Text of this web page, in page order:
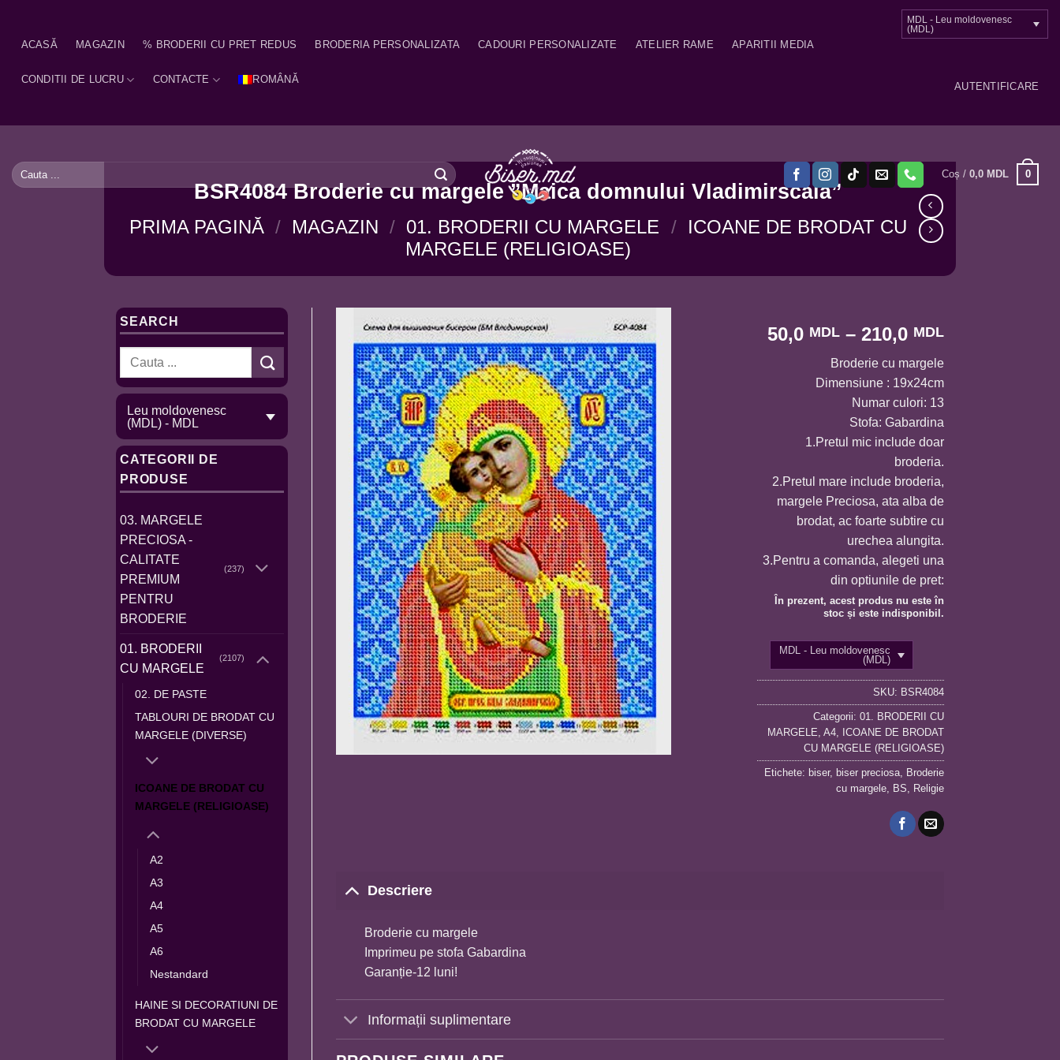
contentACASĂ MAGAZIN % BRODERII CU PRET REDUS BRODERIA PERSONALIZATA CADOURI PERSONALIZATE ATELIER RAME APARITII MEDIA
CONDITII DE LUCRU CONTACTE ROMÂNĂ
MDL - Leu moldovenesc
(MDL)
AUTENTIFICARE
Caută
după:
Coș /0,0 MDL 0
BSR4084 Broderie cu margele ”Maica domnului Vladimirscaia”
PRIMA PAGINĂ / MAGAZIN / 01. BRODERII CU MARGELE /
ICOANE DE BRODAT CU
MARGELE (RELIGIOASE)
SEARCH
Caută
Leu moldovenesc
(MDL) - MDL
CATEGORII DE
PRODUSE
03. MARGELE
PRECIOSA -
CALITATE
PREMIUM
PENTRU
BRODERIE
(237)
01. BRODERII
CU MARGELE
(2107)
02. DE PASTE
TABLOURI DE BRODAT CU
MARGELE (DIVERSE)
ICOANE DE BRODAT CU
MARGELE (RELIGIOASE)
A2
A3
A4
A5
A6
Nestandard
HAINE SI DECORATIUNI DE
BRODAT CU MARGELE
50,0 MDL – 210,0 MDLInterval
prețuri:
50,0 MDL
până
la
210,0 MDL
Broderie cu margele
Dimensiune : 19x24cm
Numar culori: 13
Stofa: Gabardina
1.Pretul mic include doar
broderia.
2.Pretul mare include broderia,
margele Preciosa, ata alba de
brodat, ac foarte subtire cu
urechea alungita.
3.Pentru a comanda, alegeti una
din optiunile de pret:
În prezent, acest produs nu este în
stoc și este indisponibil.
MDL - Leu moldovenesc
(MDL)
SKU: BSR4084
Categorii: 01. BRODERII CU
MARGELE A4
ICOANE DE BRODAT
CU MARGELE (RELIGIOASE)
Etichete: biser, biser preciosa
Broderie
cu margele
BS Religie
Descriere
Broderie cu margele
Imprimeu pe stofa Gabardina
Garanție-12 luni!
Informații suplimentare